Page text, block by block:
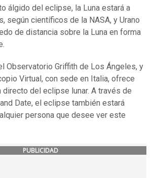
álgido del eclipse, la Luna estará a
según científicos de la NASA, y Urano
de distancia sobre la Luna en forma
Observatorio Griffith de Los Ángeles, y
Virtual, con sede en Italia, ofrece
directo del eclipse lunar. A través de
Date, el eclipse también estará
persona que desee ver este
PUBLICIDAD